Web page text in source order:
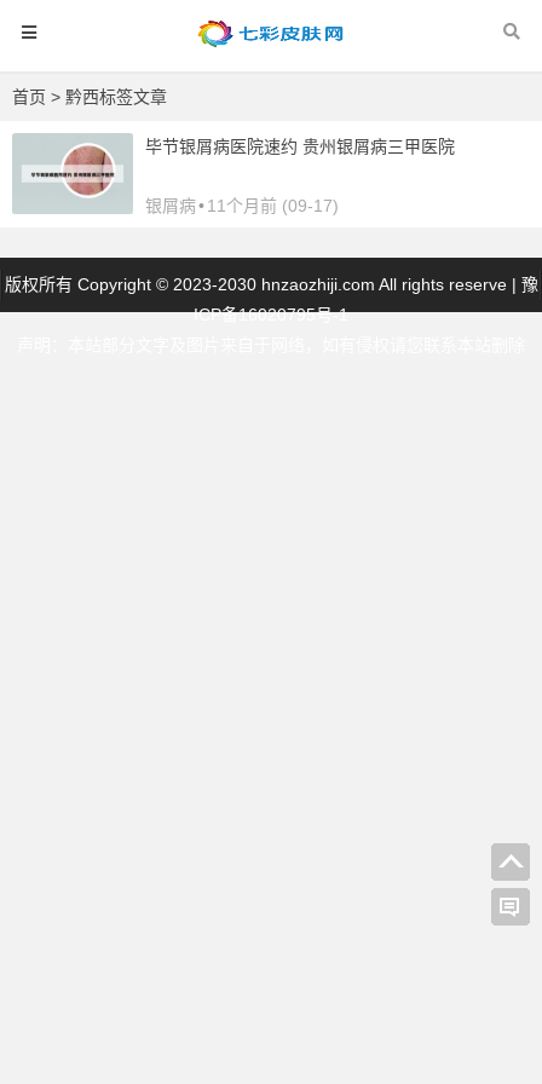
首页 > 黔西标签文章
毕节银屑病医院速约 贵州银屑病三甲医院
银屑病•11个月前 (09-17)
版权所有 Copyright © 2023-2030 hnzaozhiji.com All rights reserve | 豫
ICP备16020795号-1